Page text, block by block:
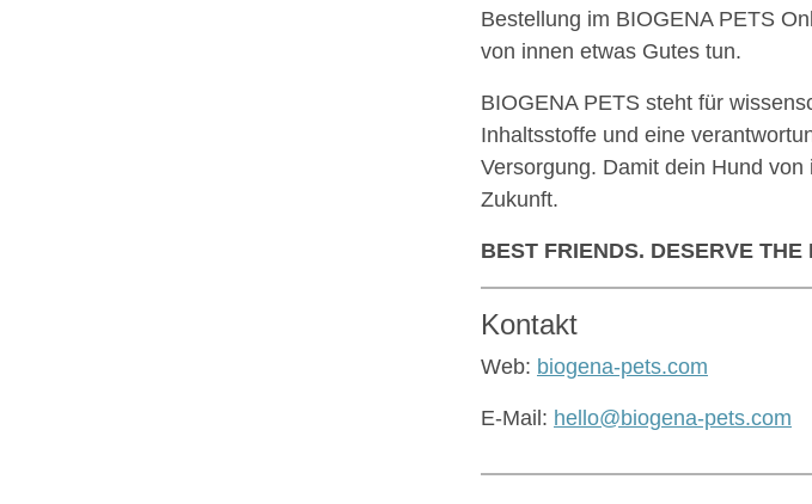
Bestellung im BIOGENA PETS
von innen etwas Gutes tun.
BIOGENA PETS steht für
Inhaltsstoffe und eine
Versorgung. Damit dein Hund
Zukunft.
BEST FRIENDS. DESERVE THE
Kontakt
Web: biogena-pets.com
E-Mail: hello@biogena-pets.com